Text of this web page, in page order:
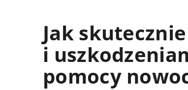
Jak
i
pomocy
INNE